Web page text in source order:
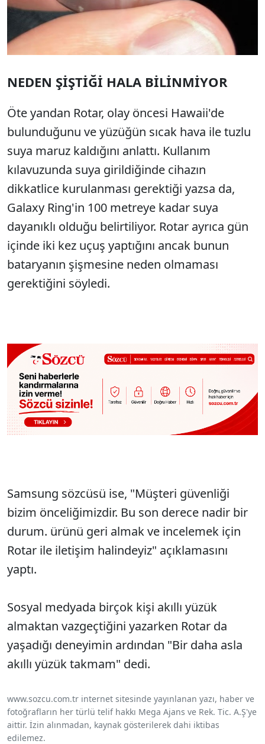
NEDEN ŞİŞTİĞİ HALA BİLİNMİYOR
Öte yandan Rotar, olay öncesi Hawaii'de
bulunduğunu ve yüzüğün sıcak hava ile tuzlu
suya maruz kaldığını anlattı. Kullanım
kılavuzunda suya girildiğinde cihazın
dikkatlice kurulanması gerektiği yazsa da,
Galaxy Ring'in 100 metreye kadar suya
dayanıklı olduğu belirtiliyor. Rotar ayrıca gün
içinde iki kez uçuş yaptığını ancak bunun
bataryanın şişmesine neden olmaması
gerektiğini söyledi.
Samsung sözcüsü ise, "Müşteri güvenliği
bizim önceliğimizdir. Bu son derece nadir bir
durum. ürünü geri almak ve incelemek için
Rotar ile iletişim halindeyiz" açıklamasını
yaptı.
Sosyal medyada birçok kişi akıllı yüzük
almaktan vazgeçtiğini yazarken Rotar da
yaşadığı deneyimin ardından "Bir daha asla
akıllı yüzük takmam" dedi.
www.sozcu.com.tr internet sitesinde yayınlanan yazı, haber ve
fotoğrafların her türlü telif hakkı Mega Ajans ve Rek. Tic. A.Ş'ye
aittir. İzin alınmadan, kaynak gösterilerek dahi iktibas
edilemez.